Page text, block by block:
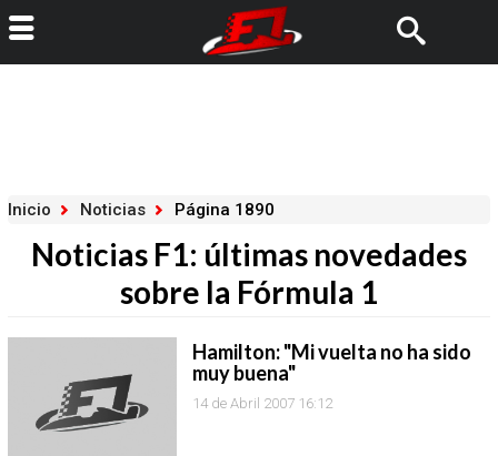
Inicio Noticias Página 1890
Noticias F1: últimas novedades
sobre la Fórmula 1
Hamilton: "Mi vuelta no ha sido
muy buena"
14 de Abril 2007 16:12